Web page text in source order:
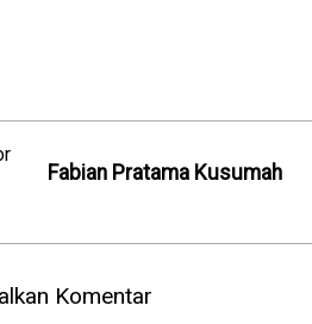
Fabian Pratama Kusumah
Komentar